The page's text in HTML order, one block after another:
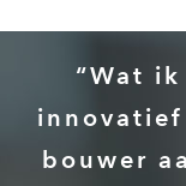
“Wat
bouwer